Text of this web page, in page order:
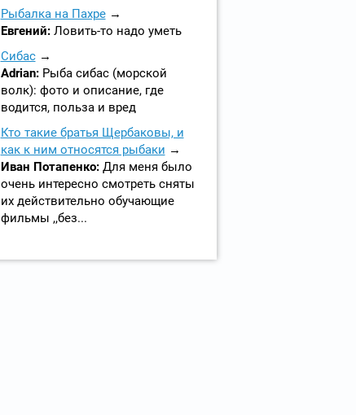
Рыбалка на Пахре
Евгений: Ловить-то надо уметь
Сибас
Adrian: Рыба сибас (морской
волк): фото и описание, где
водится, польза и вред
Кто такие братья Щербаковы, и
как к ним относятся рыбаки
Иван Потапенко: Для меня было
очень интересно смотреть сняты
их действительно обучающие
фильмы ,,без...